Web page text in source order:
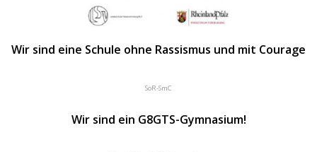
Wir sind eine Schule ohne Rassismus und mit Courage
SoR-SmC
Wir sind ein G8GTS-Gymnasium!